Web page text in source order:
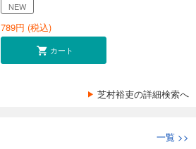
NEW
789円 (税込)
カート
芝村裕吏の詳細検索へ
一覧 >>